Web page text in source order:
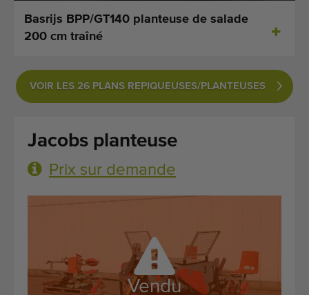
Dernières machines arrivées
Importez une machine
Basrijs BPP/GT140 planteuse de salade
200 cm traîné
VOIR LES 26 PLANS REPIQUEUSES/PLANTEUSES
Jacobs planteuse
Prix sur demande
Vendu